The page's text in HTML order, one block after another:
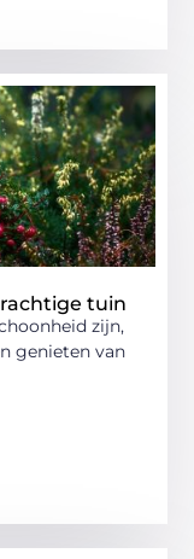
tuin
zijn,
genieten van